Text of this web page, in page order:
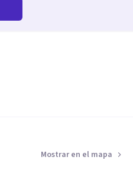
Mostrar en el mapa